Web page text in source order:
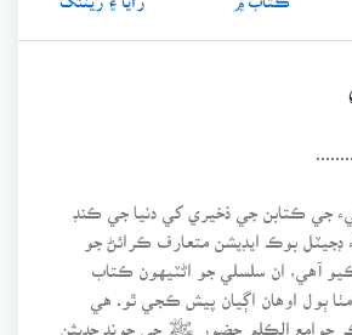
جي ڪتابن جي ذخيري کي دنيا جي ڪنڊ
ڊجيٽل بوڪ ايڊيشن متعارف ڪرائڻ جو
آهي، ان سلسلي جو اڻٽيهون ڪتاب
ٻول اوهان اڳيان پيش ڪجي ٿو. هي
جوامع الڪلم حضور ﷺ جي چونڊ حديثن